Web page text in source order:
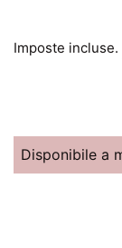
Imposte incluse.